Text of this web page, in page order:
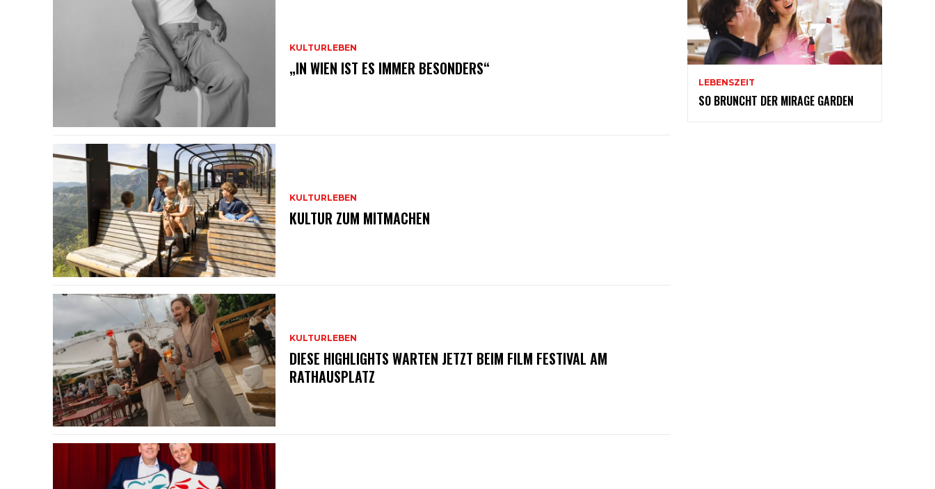
KULTURLEBEN
„IN WIEN IST ES IMMER BESONDERS“
KULTURLEBEN
KULTUR ZUM MITMACHEN
KULTURLEBEN
DIESE HIGHLIGHTS WARTEN JETZT BEIM FILM FESTIVAL AM
RATHAUSPLATZ
LEBENSZEIT
SO BRUNCHT DER MIRAGE GARDEN